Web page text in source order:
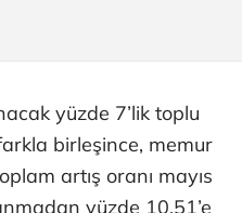
yüzde 7’lik toplu
birleşince, memur
artış oranı mayıs
yüzde 10,51’e